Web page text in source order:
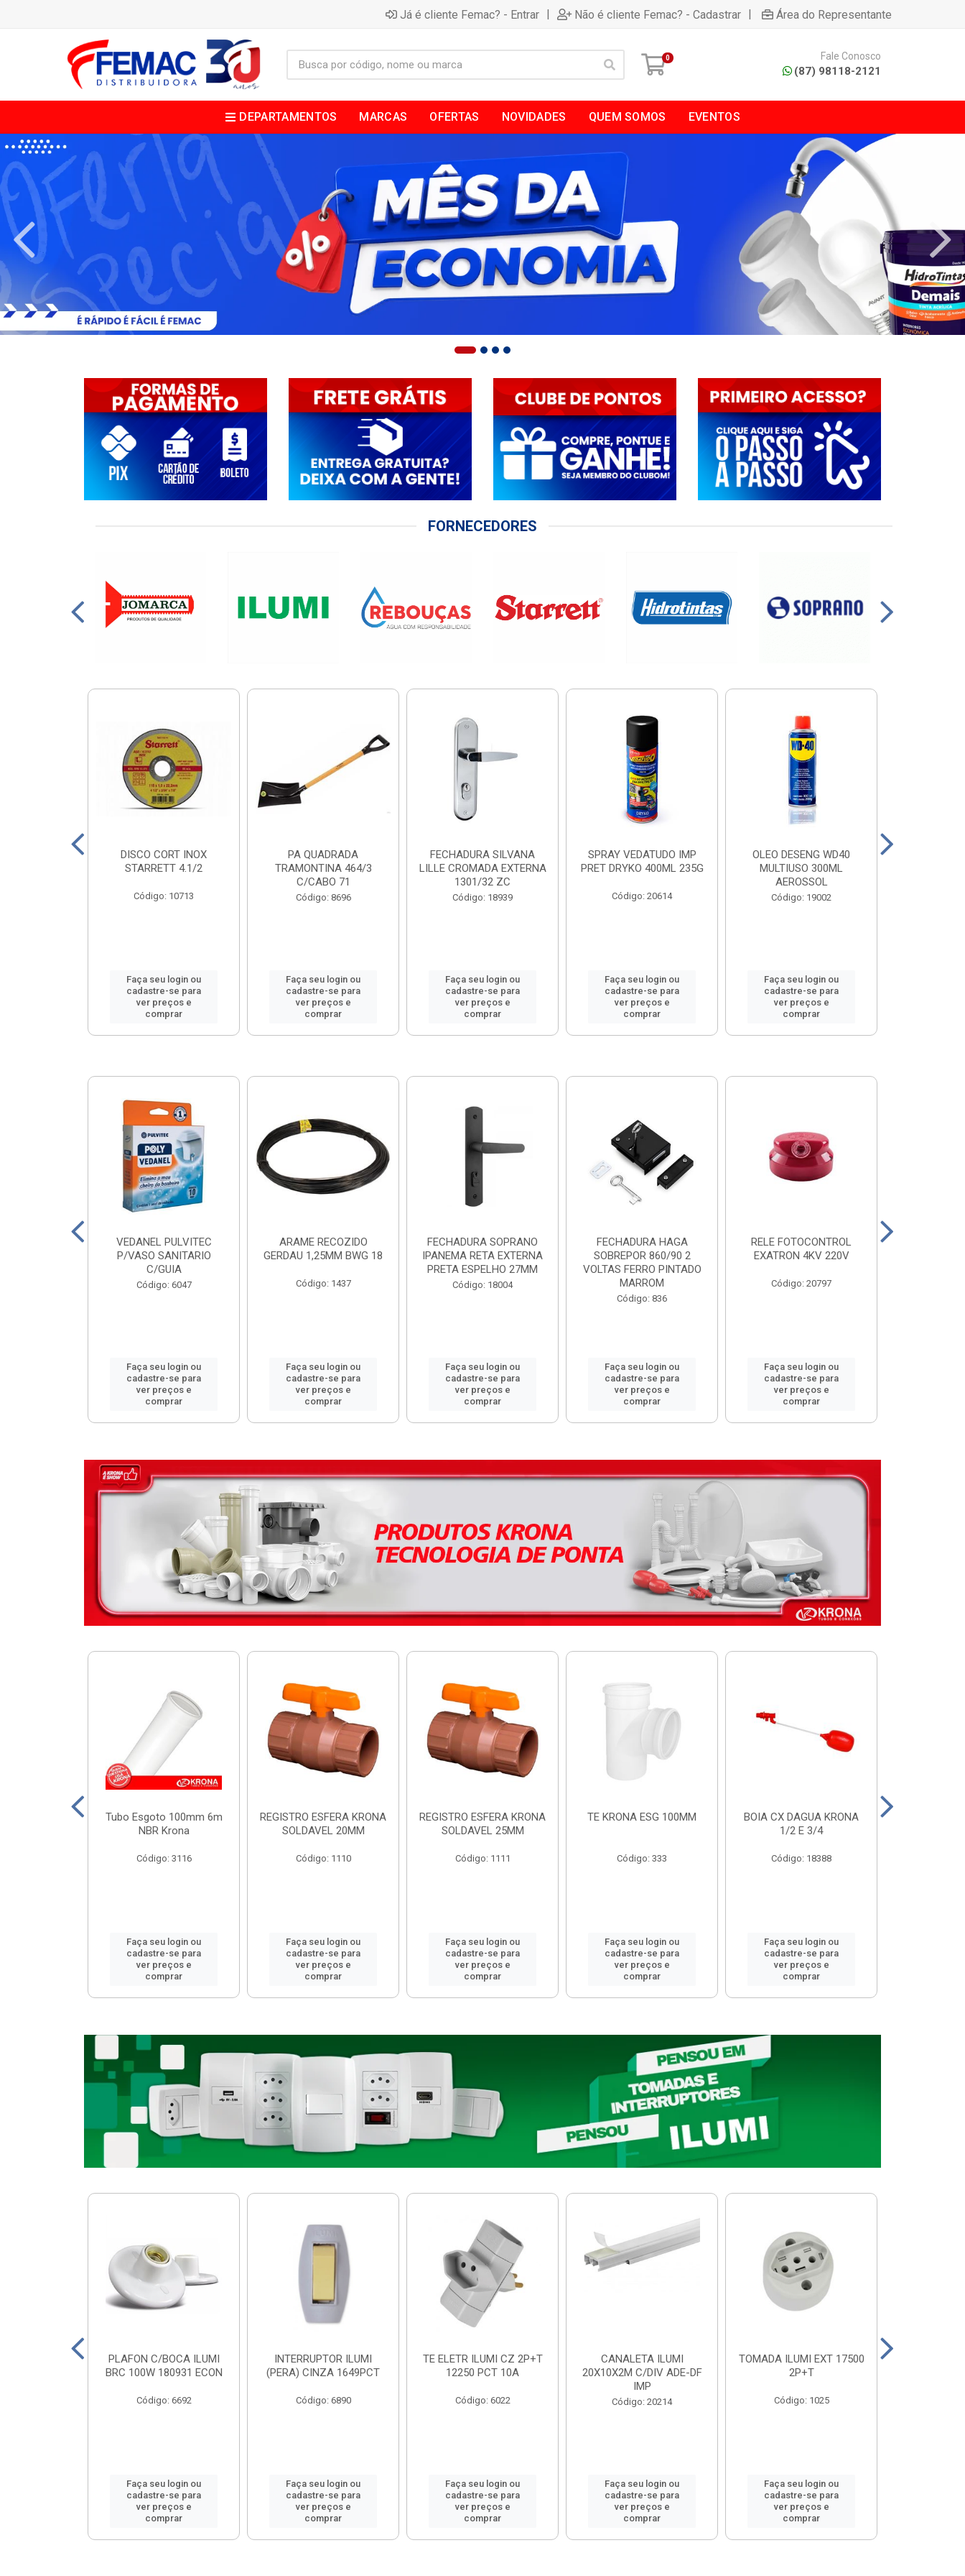
Já é cliente Femac? - Entrar | Não é cliente Femac? - Cadastrar | Área do Representante
0 Fale Conosco
(87) 98118-2121
DEPARTAMENTOS MARCAS OFERTAS NOVIDADES QUEM SOMOS EVENTOS
FORNECEDORES
DISCO CORT INOX
STARRETT 4.1/2
Código: 10713
Faça seu login ou
cadastre-se para
ver preços e
comprar
PA QUADRADA
TRAMONTINA 464/3
C/CABO 71
Código: 8696
Faça seu login ou
cadastre-se para
ver preços e
comprar
FECHADURA SILVANA
LILLE CROMADA EXTERNA
1301/32 ZC
Código: 18939
Faça seu login ou
cadastre-se para
ver preços e
comprar
SPRAY VEDATUDO IMP
PRET DRYKO 400ML 235G
Código: 20614
Faça seu login ou
cadastre-se para
ver preços e
comprar
OLEO DESENG WD40
MULTIUSO 300ML
AEROSSOL
Código: 19002
Faça seu login ou
cadastre-se para
ver preços e
comprar
VEDANEL PULVITEC
P/VASO SANITARIO
C/GUIA
Código: 6047
Faça seu login ou
cadastre-se para
ver preços e
comprar
ARAME RECOZIDO
GERDAU 1,25MM BWG 18
Código: 1437
Faça seu login ou
cadastre-se para
ver preços e
comprar
FECHADURA SOPRANO
IPANEMA RETA EXTERNA
PRETA ESPELHO 27MM
Código: 18004
Faça seu login ou
cadastre-se para
ver preços e
comprar
FECHADURA HAGA
SOBREPOR 860/90 2
VOLTAS FERRO PINTADO
MARROM
Código: 836
Faça seu login ou
cadastre-se para
ver preços e
comprar
RELE FOTOCONTROL
EXATRON 4KV 220V
Código: 20797
Faça seu login ou
cadastre-se para
ver preços e
comprar
Tubo Esgoto 100mm 6m
NBR Krona
Código: 3116
Faça seu login ou
cadastre-se para
ver preços e
comprar
REGISTRO ESFERA KRONA
SOLDAVEL 20MM
Código: 1110
Faça seu login ou
cadastre-se para
ver preços e
comprar
REGISTRO ESFERA KRONA
SOLDAVEL 25MM
Código: 1111
Faça seu login ou
cadastre-se para
ver preços e
comprar
TE KRONA ESG 100MM
Código: 333
Faça seu login ou
cadastre-se para
ver preços e
comprar
BOIA CX DAGUA KRONA
1/2 E 3/4
Código: 18388
Faça seu login ou
cadastre-se para
ver preços e
comprar
PLAFON C/BOCA ILUMI
BRC 100W 180931 ECON
Código: 6692
Faça seu login ou
cadastre-se para
ver preços e
comprar
INTERRUPTOR ILUMI
(PERA) CINZA 1649PCT
Código: 6890
Faça seu login ou
cadastre-se para
ver preços e
comprar
TE ELETR ILUMI CZ 2P+T
12250 PCT 10A
Código: 6022
Faça seu login ou
cadastre-se para
ver preços e
comprar
CANALETA ILUMI
20X10X2M C/DIV ADE-DF
IMP
Código: 20214
Faça seu login ou
cadastre-se para
ver preços e
comprar
TOMADA ILUMI EXT 17500
2P+T
Código: 1025
Faça seu login ou
cadastre-se para
ver preços e
comprar